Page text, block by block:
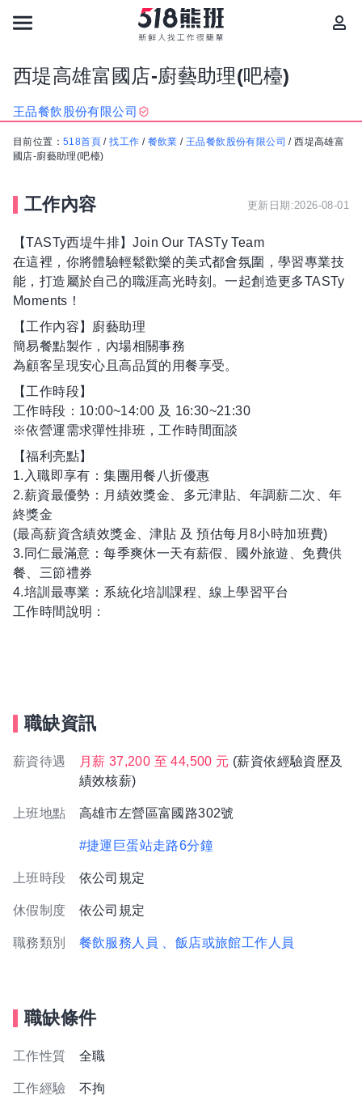
西堤高雄富國店-廚藝助理(吧檯)
王品餐飲股份有限公司
目前位置： 518首頁 /找工作 / 餐飲業 / 王品餐飲股份有限公司 /西堤高雄富
國店-廚藝助理(吧檯)
工作內容 更新日期:2026-08-01
【TASTy西堤牛排】Join Our TASTy Team
在這裡，你將體驗輕鬆歡樂的美式都會氛圍，學習專業技
能，打造屬於自己的職涯高光時刻。一起創造更多TASTy
Moments！
【工作內容】廚藝助理
簡易餐點製作，內場相關事務
為顧客呈現安心且高品質的用餐享受。
【工作時段】
工作時段：10:00~14:00 及 16:30~21:30
※依營運需求彈性排班，工作時間面談
【福利亮點】
1.入職即享有：集團用餐八折優惠
2.薪資最優勢：月績效獎金、多元津貼、年調薪二次、年
終獎金
(最高薪資含績效獎金、津貼 及 預估每月8小時加班費)
3.同仁最滿意：每季爽休一天有薪假、國外旅遊、免費供
餐、三節禮券
4.培訓最專業：系統化培訓課程、線上學習平台
工作時間說明：
職缺資訊
薪資待遇 月薪 37,200 至 44,500 元 (薪資依經驗資歷及
績效核薪)
上班地點 高雄市左營區富國路302號
#捷運巨蛋站走路6分鐘
上班時段 依公司規定
休假制度 依公司規定
職務類別 餐飲服務人員 、飯店或旅館工作人員
職缺條件
工作性質 全職
工作經驗 不拘